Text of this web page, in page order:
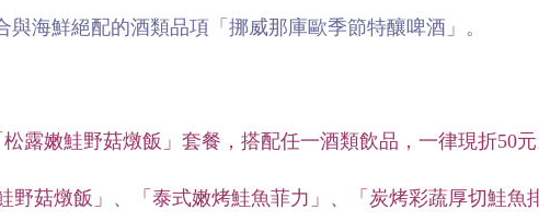
與海鮮絕配的酒類品項「挪威那庫歐季節特釀啤酒」。
露嫩鮭野菇燉飯」套餐，搭配任一酒類飲品，一律現折50
野菇燉飯」、「泰式嫩烤鮭魚菲力」、「炭烤彩蔬厚切鮭魚